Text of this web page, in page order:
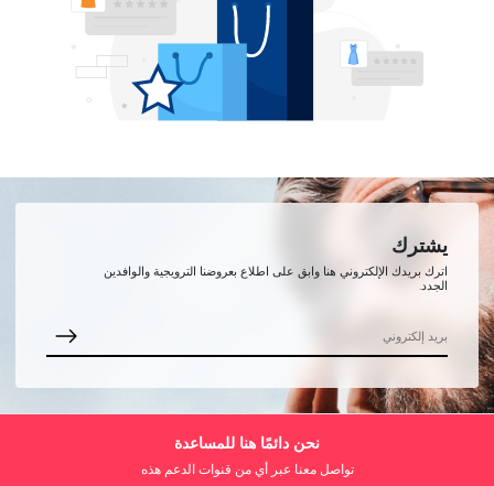
يشترك
اترك بريدك الإلكتروني هنا وابق على اطلاع بعروضنا الترويجية والوافدين
الجدد.
نحن دائمًا هنا للمساعدة
تواصل معنا عبر أي من قنوات الدعم هذه